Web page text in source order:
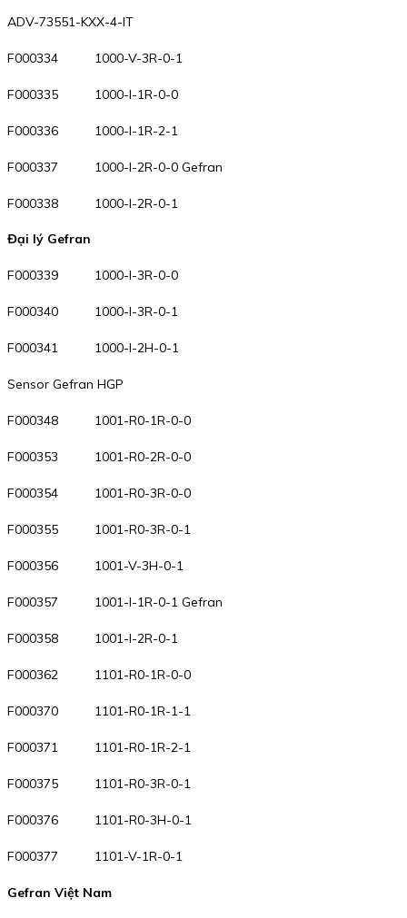
ADV-73551-KXX-4-IT
F000334 1000-V-3R-0-1
F000335 1000-I-1R-0-0
F000336 1000-I-1R-2-1
F000337 1000-I-2R-0-0 Gefran
F000338 1000-I-2R-0-1
Đại lý Gefran
F000339 1000-I-3R-0-0
F000340 1000-I-3R-0-1
F000341 1000-I-2H-0-1
Sensor Gefran HGP
F000348 1001-R0-1R-0-0
F000353 1001-R0-2R-0-0
F000354 1001-R0-3R-0-0
F000355 1001-R0-3R-0-1
F000356 1001-V-3H-0-1
F000357 1001-I-1R-0-1 Gefran
F000358 1001-I-2R-0-1
F000362 1101-R0-1R-0-0
F000370 1101-R0-1R-1-1
F000371 1101-R0-1R-2-1
F000375 1101-R0-3R-0-1
F000376 1101-R0-3H-0-1
F000377 1101-V-1R-0-1
Gefran Việt Nam